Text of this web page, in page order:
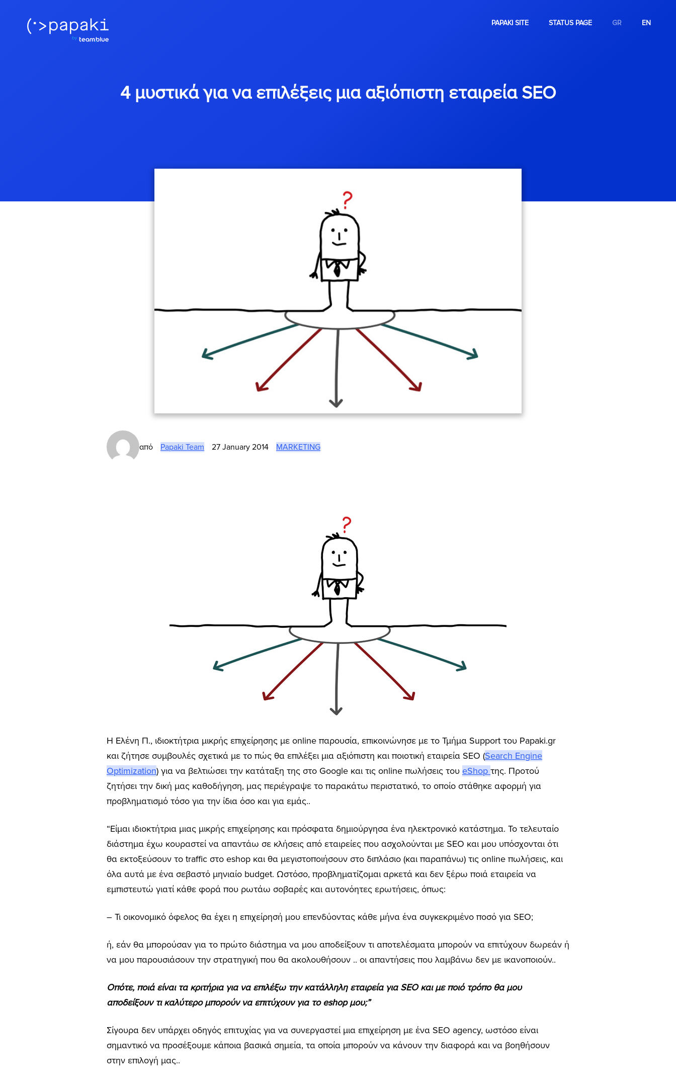
PAPAKI SITE STATUS PAGE GR EN
4 μυστικά για να επιλέξεις μια αξιόπιστη εταιρεία SEO
από Papaki Team 27 January 2014 MARKETING
Η Ελένη Π., ιδιοκτήτρια μικρής επιχείρησης με online παρουσία, επικοινώνησε με το Τμήμα Support του Papaki.gr
και ζήτησε συμβουλές σχετικά με το πώς θα επιλέξει μια αξιόπιστη και ποιοτική εταιρεία SEO (Search Engine
Optimization) για να βελτιώσει την κατάταξη της στο Google και τις online πωλήσεις του eShop της. Προτού
ζητήσει την δική μας καθοδήγηση, μας περιέγραψε το παρακάτω περιστατικό, το οποίο στάθηκε αφορμή για
προβληματισμό τόσο για την ίδια όσο και για εμάς..
“Είμαι ιδιοκτήτρια μιας μικρής επιχείρησης και πρόσφατα δημιούργησα ένα ηλεκτρονικό κατάστημα. Το τελευταίο
διάστημα έχω κουραστεί να απαντάω σε κλήσεις από εταιρείες που ασχολούνται με SEO και μου υπόσχονται ότι
θα εκτοξεύσουν το traffic στο eshop και θα μεγιστοποιήσουν στο διπλάσιο (και παραπάνω) τις online πωλήσεις, και
όλα αυτά με ένα σεβαστό μηνιαίο budget. Ωστόσο, προβληματίζομαι αρκετά και δεν ξέρω ποιά εταιρεία να
εμπιστευτώ γιατί κάθε φορά που ρωτάω σοβαρές και αυτονόητες ερωτήσεις, όπως:
– Τι οικονομικό όφελος θα έχει η επιχείρησή μου επενδύοντας κάθε μήνα ένα συγκεκριμένο ποσό για SEO;
ή, εάν θα μπορούσαν για το πρώτο διάστημα να μου αποδείξουν τι αποτελέσματα μπορούν να επιτύχουν δωρεάν ή
να μου παρουσιάσουν την στρατηγική που θα ακολουθήσουν .. οι απαντήσεις που λαμβάνω δεν με ικανοποιούν..
Οπότε, ποιά είναι τα κριτήρια για να επιλέξω την κατάλληλη εταιρεία για SEO και με ποιό τρόπο θα μου
αποδείξουν τι καλύτερο μπορούν να επιτύχουν για το eshop μου;”
Σίγουρα δεν υπάρχει οδηγός επιτυχίας για να συνεργαστεί μια επιχείρηση με ένα SEO agency, ωστόσο είναι
σημαντικό να προσέξουμε κάποια βασικά σημεία, τα οποία μπορούν να κάνουν την διαφορά και να βοηθήσουν
στην επιλογή μας..